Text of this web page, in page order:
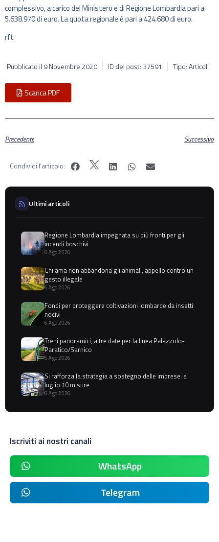
complessivo, a carico del Ministero e di Regione Lombardia pari a
5.638.970 di euro. La quota regionale è pari a 424.680 di euro.
rft
Pubblicato il 9 Novembre 2020 ID del post: 37591 Tipo: Articoli
Scarica PDF
Precedente Successivo
Condividi l'articolo:
Ultimi articoli
Regione Lombardia impegnata su più fronti per gli
incendi boschivi
6 Ago 2026
Chi ama non abbandona gli animali, appello contro un
gesto illegale
6 Ago 2026
Fondi per proteggere coltivazioni lombarde da insetti
nocivi
6 Ago 2026
Treni panoramici, altre date per la linea Palazzolo-
Paratico/Sarnico
6 Ago 2026
Si rafforza la strategia a sostegno delle imprese: a
luglio 10 misure
6 Ago 2026
Iscriviti ai nostri canali
WhatsApp
Telegram